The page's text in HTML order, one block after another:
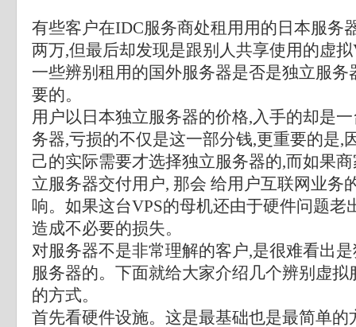
有些客户在IDC服务商处租用用的日本服务
两万,但最后却发现是跟别人共享使用的虚
一些辨别租用的国外服务器是否是独立服务
要的。
用户以日本独立服务器的价格,入手的却是
务器,亏损的不仅是这一部分钱,更重要的是,
己的实际需要才选择独立服务器的,而如果
立服务器交付用户, 那会 给用户互联网业务
响。如果这台VPS的母机还由于硬件问题老
造成不必要的损失。
对服务器不是非常理解的客户,是很难看出
服务器的。下面就给大家介绍几个辨别虚
的方式。
首先看硬件设施。这是最基础也是最简单的